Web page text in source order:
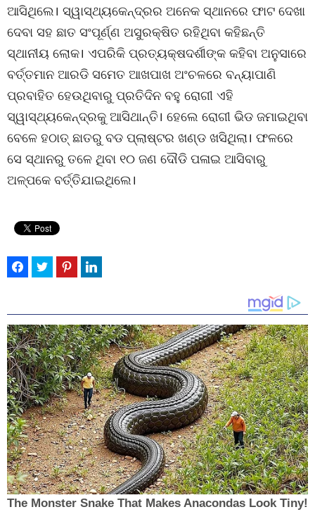
ଆସିଥିଲେ। ସ୍ୱାସ୍ଥ୍ୟକେନ୍ଦ୍ରର ଅନେକ ସ୍ଥାନରେ ଫାଟ ଦେଖା
ଦେବା ସହ ଛାତ ସଂପୂର୍ଣ୍ଣ ଅସୁରକ୍ଷିତ ରହିଥିବା କହିଛନ୍ତି
ସ୍ଥାନୀୟ ଲୋକ। ଏପରିକି ପ୍ରତ୍ୟକ୍ଷଦର୍ଶୀଙ୍କ କହିବା ଅନୁସାରେ
ବର୍ତ୍ତମାନ ଆରଡି ସମେତ ଆଖପାଖ ଅଂଚଳରେ ବନ୍ୟାପାଣି
ପ୍ରବାହିତ ହେଉଥିବାରୁ ପ୍ରତିଦିନ ବହୁ ରୋଗୀ ଏହି
ସ୍ୱାସ୍ଥ୍ୟକେନ୍ଦ୍ରକୁ ଆସିଥାନ୍ତି। ହେଲେ ରୋଗୀ ଭିଡ ଜମାଇଥିବା
ବେଳେ ହଠାତ୍ ଛାତରୁ ବଡ ପ୍ଲାଷ୍ଟର ଖଣ୍ଡ ଖସିଥିଲା। ଫଳରେ
ସେ ସ୍ଥାନରୁ ତଳେ ଥିବା ୧୦ ଜଣ ଦୌଡି ପଳାଇ ଆସିବାରୁ
ଅଳ୍ପକେ ବର୍ତ୍ତିଯାଇଥିଲେ।